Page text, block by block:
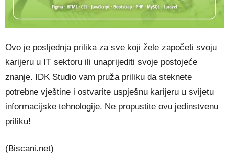
Ovo je posljednja prilika za sve koji žele započeti svoju
karijeru u IT sektoru ili unaprijediti svoje postojeće
znanje. IDK Studio vam pruža priliku da steknete
potrebne vještine i ostvarite uspješnu karijeru u svijetu
informacijske tehnologije. Ne propustite ovu jedinstvenu
priliku!
(Biscani.net)